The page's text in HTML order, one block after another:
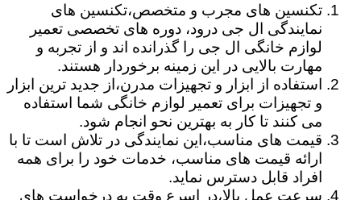
تکنسین های مجرب و متخصص،تکنسین های
نمایندگی ال جی درود، دوره های تخصصی تعمیر
لوازم خانگی ال جی را گذرانده اند و از تجربه و
مهارت بالایی در این زمینه برخوردار هستند.
استفاده از ابزار و تجهیزات مدرن،از جدید ترین ابزار
و تجهیزات برای تعمیر لوازم خانگی شما استفاده
می کنند تا کار به بهترین نحو انجام شود.
قیمت های مناسب،این نمایندگی در تلاش است تا با
ارائه قیمت های مناسب، خدمات خود را برای همه
افراد قابل دسترس نماید.
سرعت عمل بالا،در اسرع وقت به درخواست های